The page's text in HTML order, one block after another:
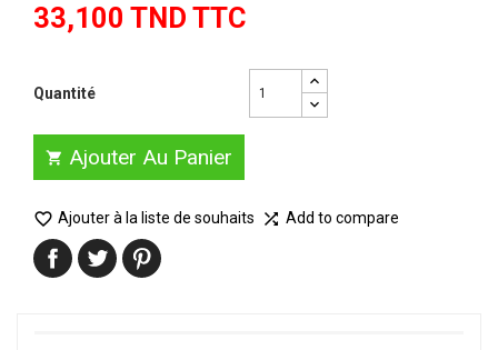
33,100 TND TTC
Quantité
 Ajouter Au Panier
 Ajouter à la liste de souhaits  Add to compare